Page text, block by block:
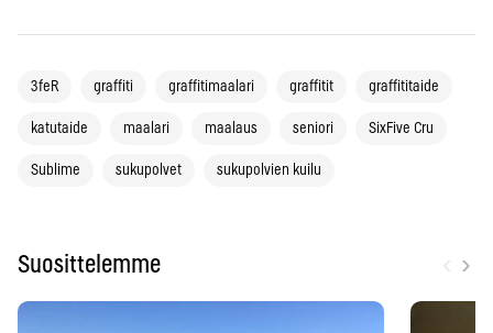
3feR graffiti graffitimaalari graffitit graffititaide
katutaide maalari maalaus seniori SixFive Cru
Sublime sukupolvet sukupolvien kuilu
Suosittelemme ›